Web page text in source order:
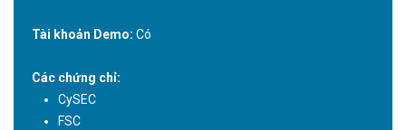
Tài khoản Demo: Có
Các chứng chỉ:
CySEC
FSC